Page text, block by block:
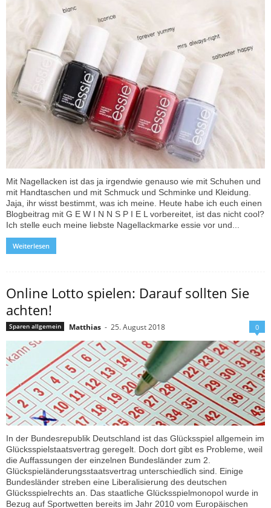
Mit Nagellacken ist das ja irgendwie genauso wie mit Schuhen und
mit Handtaschen und mit Schmuck und Schminke und Kleidung.
Jaja, ihr wisst bestimmt, was ich meine. Heute habe ich euch einen
Blogbeitrag mit G E W I N N S P I E L vorbereitet, ist das nicht cool?
Ich stelle euch meine liebste Nagellackmarke essie vor und...
Weiterlesen
Online Lotto spielen: Darauf sollten Sie
achten!
Sparen allgemein Matthias - 25. August 2018 0
In der Bundesrepublik Deutschland ist das Glücksspiel allgemein im
Glücksspielstaatsvertrag geregelt. Doch dort gibt es Probleme, weil
die Auffassungen der einzelnen Bundesländer zum 2.
Glückspieländerungsstaatsvertrag unterschiedlich sind. Einige
Bundesländer streben eine Liberalisierung des deutschen
Glücksspielrechts an. Das staatliche Glücksspielmonopol wurde in
Bezug auf Sportwetten bereits im Jahr 2010 vom Europäischen